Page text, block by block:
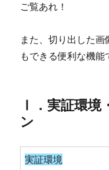
ご覧あれ！
また、切り出した
もできる便利な機能
Ⅰ．実証環境
ン
実証環境